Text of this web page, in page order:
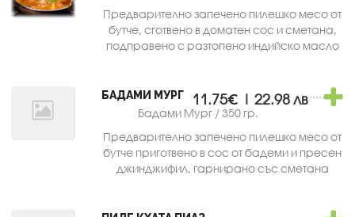
Предварително запечено пилешко месо от
бутче, сготвено в доматен сос и сметана,
подправено с разтопено индийско масло
БАДАМИ МУРГ
Бадами Мург / 350 гр.
11.75€ | 22.98 лв
Предварително запечено пилешко месо от
бутче приготвено в сос от бадеми и пресен
джинджифил, гарнирано със сметана